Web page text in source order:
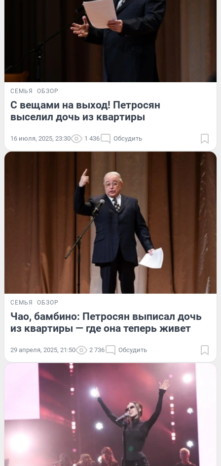
СЕМЬЯ ОБЗОР
С вещами на выход! Петросян
выселил дочь из квартиры
16 июля, 2025, 23:30 1 436 Обсудить
СЕМЬЯ ОБЗОР
Чао, бамбино: Петросян выписал дочь
из квартиры — где она теперь живет
29 апреля, 2025, 21:50 2 736 Обсудить